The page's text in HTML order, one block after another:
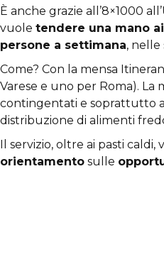
È anche grazie all’8×1000
vuole tendere una mano
persone a settimana, nelle
Come? Con la mensa
Varese e uno per Roma). La
contingentati e soprattutto
distribuzione di alimenti
Il servizio, oltre ai pasti caldi,
orientamento sulle